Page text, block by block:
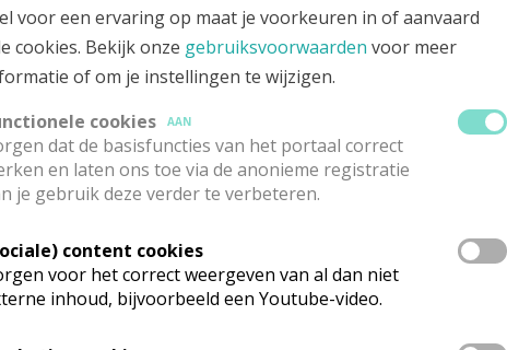
voor een ervaring op maat je voorkeuren in of aanvaard
cookies. Bekijk onze gebruiksvoorwaarden voor meer
of om je instellingen te wijzigen.
cookies
AAN
dat de basisfuncties van het portaal correct
en laten ons toe via de anonieme registratie
je gebruik deze verder te verbeteren.
content cookies
voor het correct weergeven van al dan niet
inhoud, bijvoorbeeld een Youtube-video.